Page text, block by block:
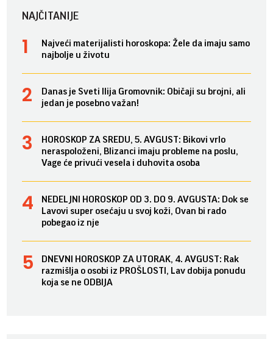
NAJČITANIJE
Najveći materijalisti horoskopa: Žele da imaju samo
najbolje u životu
Danas je Sveti Ilija Gromovnik: Običaji su brojni, ali
jedan je posebno važan!
HOROSKOP ZA SREDU, 5. AVGUST: Bikovi vrlo
neraspoloženi, Blizanci imaju probleme na poslu,
Vage će privući vesela i duhovita osoba
NEDELJNI HOROSKOP OD 3. DO 9. AVGUSTA: Dok se
Lavovi super osećaju u svoj koži, Ovan bi rado
pobegao iz nje
DNEVNI HOROSKOP ZA UTORAK, 4. AVGUST: Rak
razmišlja o osobi iz PROŠLOSTI, Lav dobija ponudu
koja se ne ODBIJA